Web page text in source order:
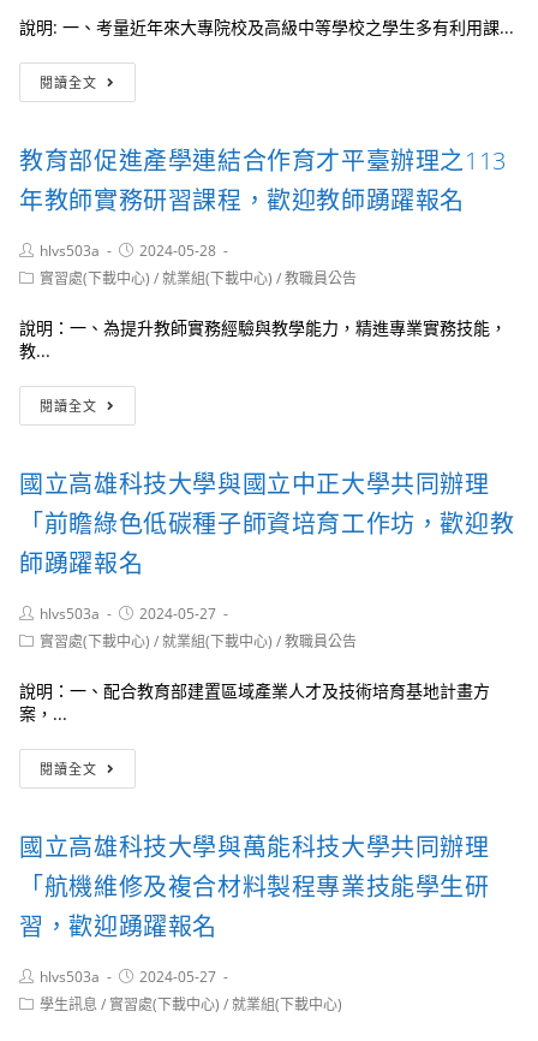
造
用
手
臂
考
實
務
訓
班」
班
程-
機
工
作
坊」
連
才
臺
中
區
執
辦
公
辦
場
務
研
習
課
程-
生
科
與
濟
作
坊」
說明: 一、考量近年來大專院校及高級中等學校之學生多有利用課...
閱讀全文
動
年
度
「職
高
手
笈」
權
宣
導
手
冊、
勞
教
育
臺
工
略」
影
片，
歡
迎
加
利
教育部促進產學連結合作育才平臺辦理之113
年教師實務研習課程，歡迎教師踴躍報名
Post
author:
hlvs503a
Post
published:
2024-05-28
Post實習處(下載中心) /就業組(下載中心) /教職員公告
說明：一、為提升教師實務經驗與教學能力，精進專業實務技能，
教...
閱讀全文
育
進
產
學
連
結
作
育
平
之
年
教
師
實
務
研
習
課
程，
國立高雄科技大學與國立中正大學共同辦理
「前瞻綠色低碳種子師資培育工作坊，歡迎教
師踴躍報名
Post
author:
hlvs503a
Post
published:
2024-05-27
Post實習處(下載中心) /就業組(下載中心) /教職員公告
說明：一、配合教育部建置區域產業人才及技術培育基地計畫方
案，...
閱讀全文
立
科
技
大
學
與
立
中
國立高雄科技大學與萬能科技大學共同辦理
「航機維修及複合材料製程專業技能學生研
習，歡迎踴躍報名
Post
author:
hlvs503a
Post
published:
2024-05-27
Post學生訊息 / 實習處(下載中心) /就業組(下載中心)